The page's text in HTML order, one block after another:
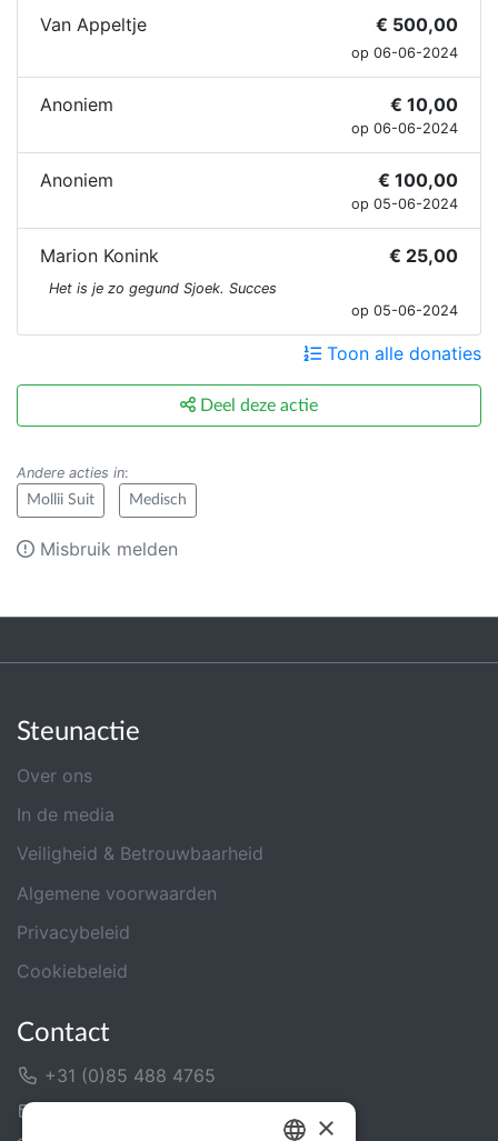
Van Appeltje € 500,00
op 06-06-2024
Anoniem € 10,00
op 06-06-2024
Anoniem € 100,00
op 05-06-2024
Marion Konink € 25,00
Het is je zo gegund Sjoek. Succes
op 05-06-2024
Toon alle donaties
Deel deze actie
Andere acties in:
Mollii Suit Medisch
Misbruik melden
Steunactie
Over ons
In de media
Veiligheid & Betrouwbaarheid
Algemene voorwaarden
Privacybeleid
Cookiebeleid
Contact
+31 (0)85 488 4765
×